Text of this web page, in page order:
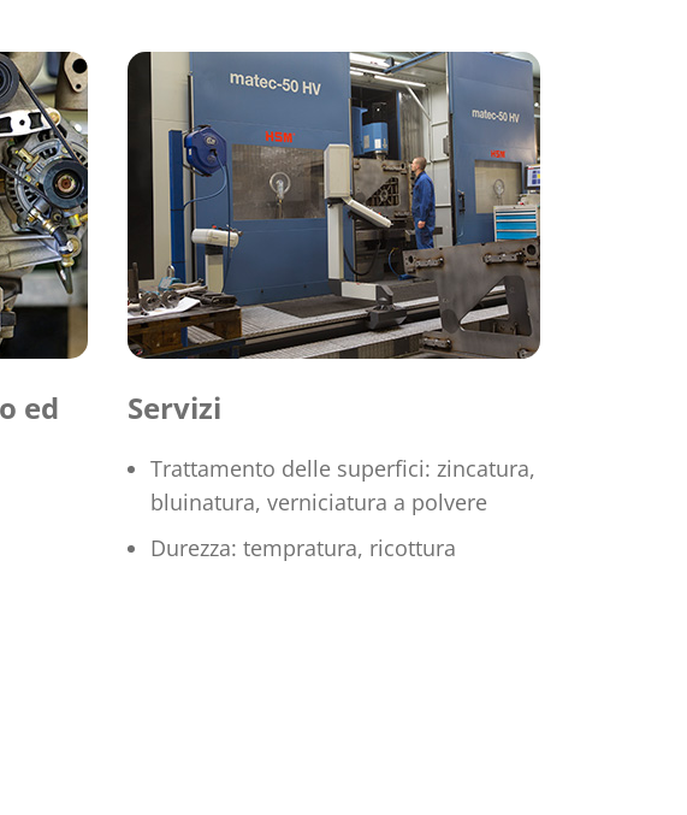
ed
Servizi
Trattamento delle superfici: zincatura,
bluinatura, verniciatura a polvere
Durezza: tempratura, ricottura